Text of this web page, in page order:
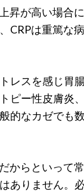
昇が高い場合
CRPは重篤な
レスを感じ胃
ピー性皮膚炎
的なカゼでも
からといって
ありません。